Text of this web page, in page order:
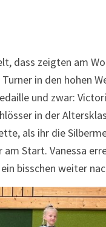
dass zeigten am
in den hohen
und zwar:
in der
als ihr die
Start. Vanessa
bisschen weiter